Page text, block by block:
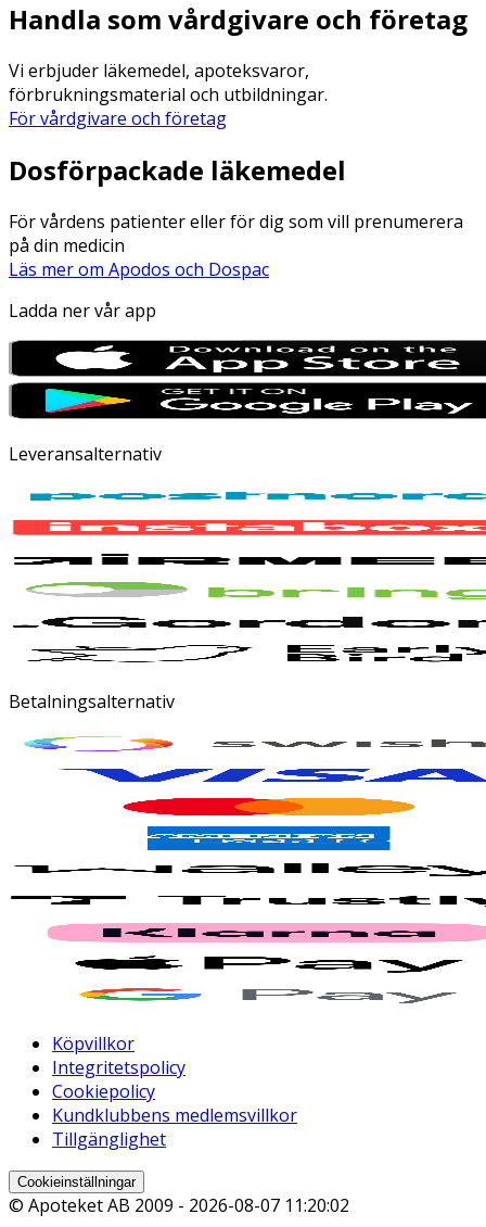
Handla som vårdgivare och företag
Vi erbjuder läkemedel, apoteksvaror,
förbrukningsmaterial och utbildningar.
För vårdgivare och företag
Dosförpackade läkemedel
För vårdens patienter eller för dig som vill prenumerera
på din medicin
Läs mer om Apodos och Dospac
Ladda ner vår app
Leveransalternativ
Betalningsalternativ
Köpvillkor
Integritetspolicy
Cookiepolicy
Kundklubbens medlemsvillkor
Tillgänglighet
Cookieinställningar
© Apoteket AB 2009 - 2026-08-07 11:20:02